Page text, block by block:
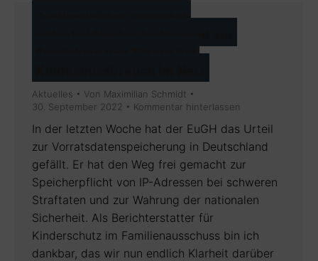
Aktuelles Von Maximilian Schmidt
30. September 2022
Kommentar hinterlassen
In der letzten Woche hat der EuGH das Urteil
zur Vorratsdatenspeicherung in Deutschland
gefällt. Er hat den Weg frei gemacht zur
Speicherpflicht von IP-Adressen bei schweren
Straftaten und zur Wahrung der nationalen
Sicherheit. Als Berichterstatter für
Kinderschutz im Familienausschuss bin ich
dankbar, das wir nun endlich Klarheit darüber